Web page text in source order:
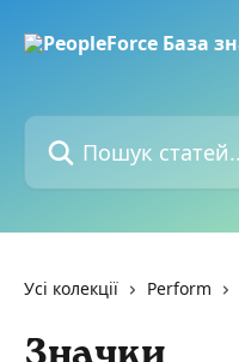
Пошук статей...
Усі колекції Perform